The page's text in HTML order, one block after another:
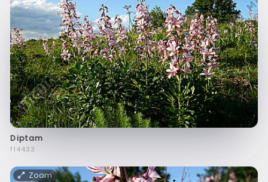
Diptam
f14433
Zoom